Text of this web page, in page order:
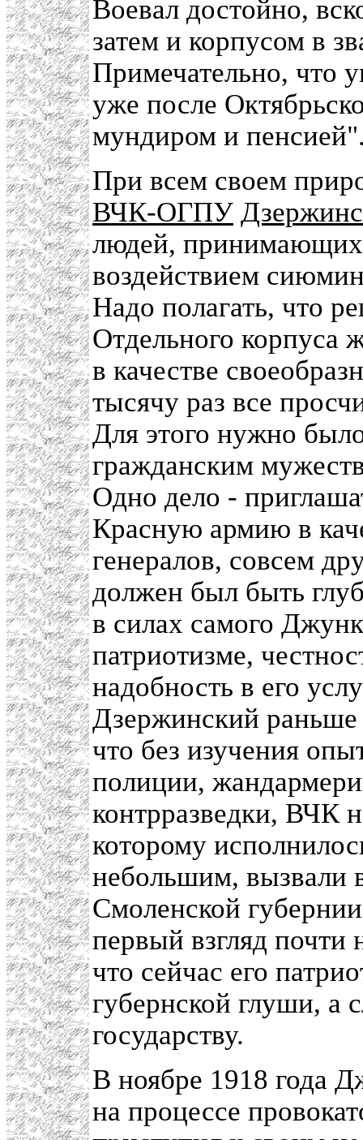
Воевал достойно,
затем и корпусом в
Примечательно, что
уже после
мундиром и
При всем своем
ВЧК-ОГПУ
людей,
воздействием
Надо полагать, что
Отдельного
в качестве
тысячу раз все
Для этого нужно
гражданским
Одно дело -
Красную армию в
генералов, совсем
должен был быть
в силах самого
патриотизме,
надобность в его
Дзержинский раньше
что без изучения
полиции,
контрразведки, ВЧК
которому
небольшим, вызвали
Смоленской
первый взгляд почти
что сейчас его
губернской глуши, а
государству.
В ноябре 1918 года
на процессе